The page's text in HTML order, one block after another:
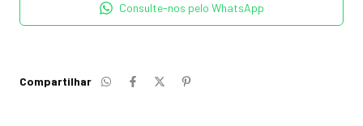
Consulte-nos pelo WhatsApp
Compartilhar